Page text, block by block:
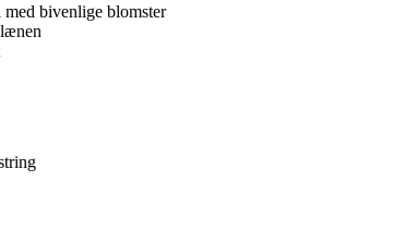
med bivenlige blomster